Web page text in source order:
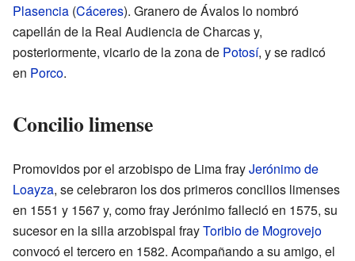
Plasencia (Cáceres). Granero de Ávalos lo nombró
capellán de la Real Audiencia de Charcas y,
posteriormente, vicario de la zona de Potosí, y se radicó
en Porco.
Concilio limense
Promovidos por el arzobispo de Lima frayJerónimo de
Loayza, se celebraron los dos primeros concilios limenses
en 1551 y 1567 y, como fray Jerónimo falleció en 1575, su
sucesor en la silla arzobispal frayToribio de Mogrovejo
convocó el tercero en 1582. Acompañando a su amigo, el